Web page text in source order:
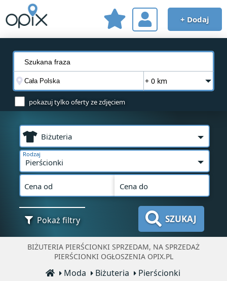
+ Dodaj
+ 0 km
pokazuj tylko oferty ze zdjęciem
Biżuteria
Pierścionki
Rodzaj
Cena od Cena do
Pokaż filtry SZUKAJ
BIŻUTERIA PIERŚCIONKI SPRZEDAM, NA SPRZEDAŻ
PIERŚCIONKI OGŁOSZENIA OPIX.PL
Moda Biżuteria Pierścionki